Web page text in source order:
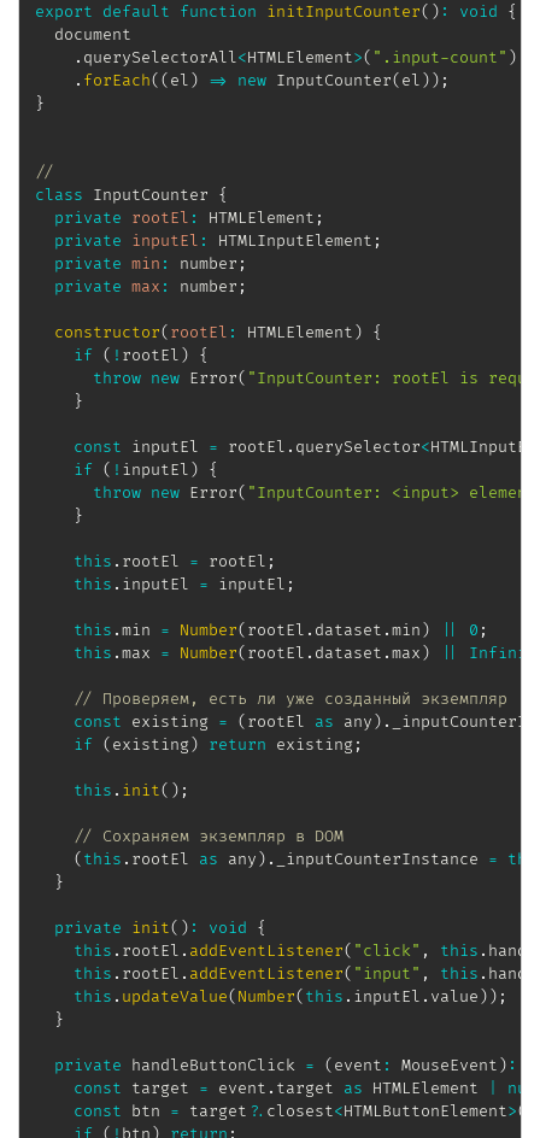
export default function initInputCounter( ) : void
{
  document
. querySelectorAll<HTMLElement>( ".input-count" )
. forEach((el) => new InputCounter(el)) ;
}
//
class
InputCounter
{
private
rootEl : HTMLElement ;
private
inputEl : HTMLInputElement ;
private min : number ;
private max : number ;
constructor(rootEl : HTMLElement)
{
if
( ! rootEl)
{
throw new Error( "InputCounter: rootEl is
}
const inputEl = rootEl . querySelector<
if
( ! inputEl)
{
throw new Error( "InputCounter: <input>
}
this . rootEl = rootEl ;
this . inputEl = inputEl ;
this .min = Number(rootEl . dataset .min) 0 ;
this .max = Number(rootEl . dataset .max)
// Проверяем, есть ли уже созданный экземпляр
const existing = (rootEl as any) .
if
(existing) return existing;
this . init( ) ;
// Сохраняем экземпляр в DOM
(this . rootEl as any) . _inputCounterInstance =
}
private init( ) : void
{
this . rootEl . addEventListener( "click" , this .
this . rootEl . addEventListener( "input" , this .
this . updateValue(Number(this . inputEl . value)) ;
}
private handleButtonClick = (event : MouseEvent) :
const target = event . target as HTMLElement
const btn = target ?. closest<HTMLButtonElement>(
if
( ! btn) return ;